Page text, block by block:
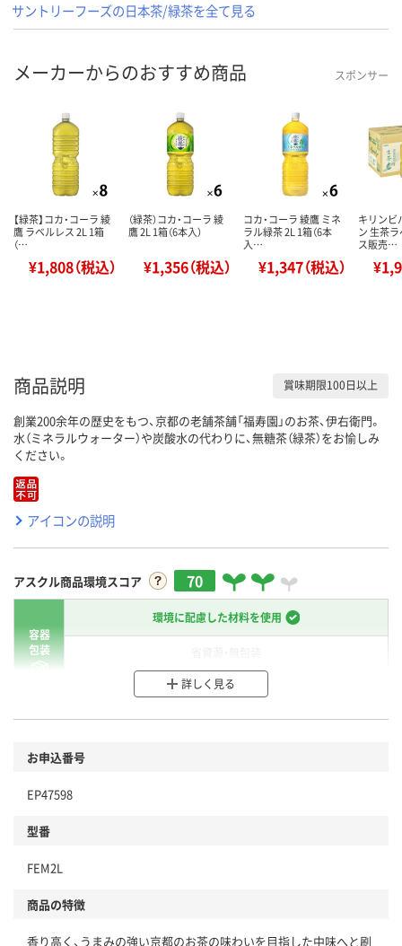
サントリーフーズの日本茶/緑茶を全て見る
メーカーからのおすすめ商品 スポンサー
【緑茶】コカ・コーラ 綾
鷹 ラベルレス 2L 1箱
（…
¥1,808（税込）
（緑茶）コカ・コーラ 綾
鷹 2L 1箱（6本入）
¥1,356（税込）
コカ・コーラ 綾鷹 ミネ
ラル緑茶 2L 1箱（6本
入…
¥1,347（税込）
キリンビ
ン 生茶
ス販売…
商品説明 賞味期限100日以上
創業200余年の歴史をもつ、京都の老舗茶舗「福寿園」のお茶、伊右衛門。
水（ミネラルウォーター）や炭酸水の代わりに、無糖茶（緑茶）をお愉しみ
ください。
アイコンの説明
アスクル商品環境スコア 70
容器
包装
環境に配慮した材料を使用
分別・リサイクルしやすい設計
商品
本体
仕組
詳しく見る
お申込番号
EP47598
型番
FEM2L
商品の特徴
香り高く、うまみの強い京都のお茶の味わいを目指した中味へと刷